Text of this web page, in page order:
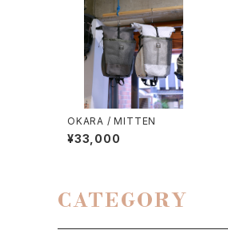
OKARA / MITTEN
¥33,000
CATEGORY